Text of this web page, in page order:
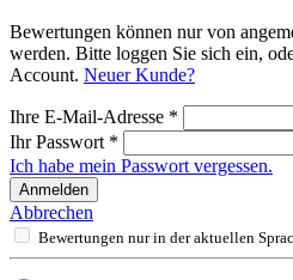
Bewertungen können nur von
werden. Bitte loggen Sie sich ein,
Account. Neuer Kunde?
Ihre E-Mail-Adresse *
Ihr Passwort *
Ich habe mein Passwort vergessen.
Anmelden
Abbrechen
Bewertungen nur in der aktuellen